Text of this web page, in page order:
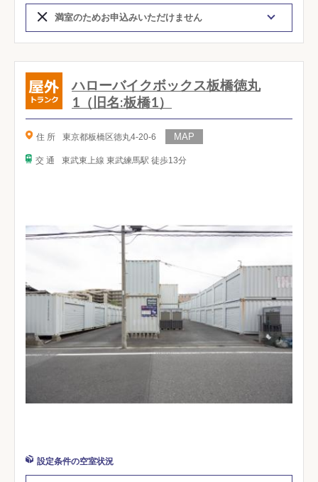
満室のためお申込みいただけません
ハローバイクボックス板橋徳丸
1（旧名:板橋1）
住 所 東京都板橋区徳丸4-20-6
交 通 東武東上線 東武練馬駅 徒歩13分
設定条件の空室状況